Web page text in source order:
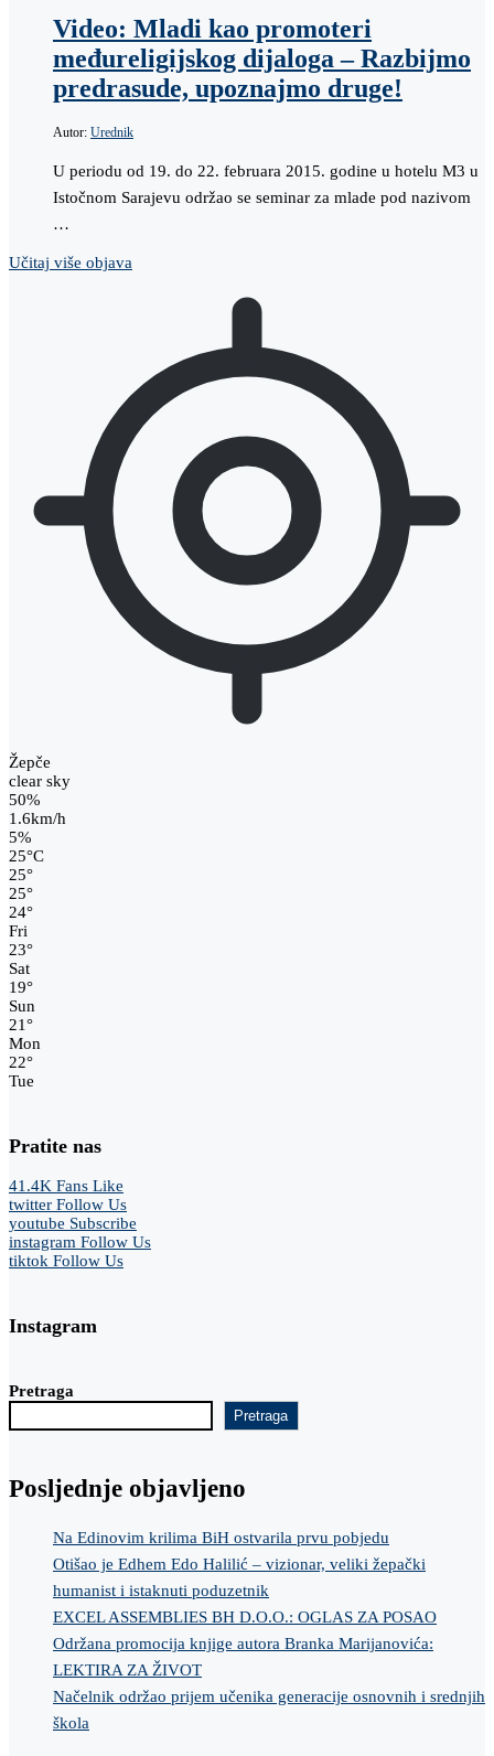
Video: Mladi kao promoteri
međureligijskog dijaloga – Razbijmo
predrasude, upoznajmo druge!
Autor: Urednik
U periodu od 19. do 22. februara 2015. godine u hotelu M3 u
Istočnom Sarajevu održao se seminar za mlade pod nazivom
…
Učitaj više objava
Žepče
clear sky
50%
1.6km/h
5%
25°C
25°
25°
24°
Fri
23°
Sat
19°
Sun
21°
Mon
22°
Tue
Pratite nas
41.4K Fans Like
twitter Follow Us
youtube Subscribe
instagram Follow Us
tiktok Follow Us
Instagram
Pretraga
Pretraga
Posljednje objavljeno
Na Edinovim krilima BiH ostvarila prvu pobjedu
Otišao je Edhem Edo Halilić – vizionar, veliki žepački
humanist i istaknuti poduzetnik
EXCEL ASSEMBLIES BH D.O.O.: OGLAS ZA POSAO
Održana promocija knjige autora Branka Marijanovića:
LEKTIRA ZA ŽIVOT
Načelnik održao prijem učenika generacije osnovnih i srednjih
škola